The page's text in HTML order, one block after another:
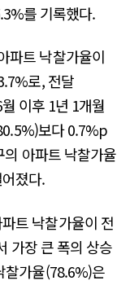
를 기록했다.
파트 낙찰가율이
로, 전달
이후 1년 1개월
보다 0.7%p
아파트 낙찰가율
졌다.
트 낙찰가율이 전
가장 큰 폭의 상승
찰가율(78.6%)은